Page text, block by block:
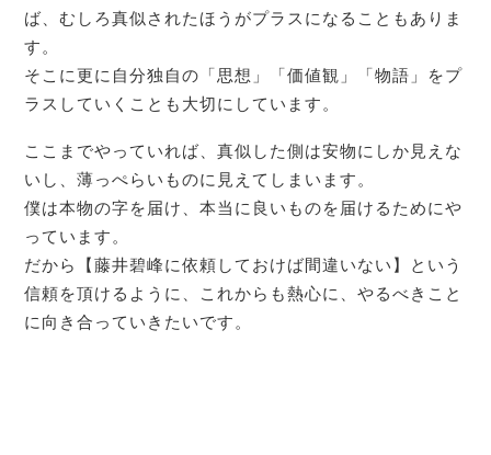
ば、むしろ真似されたほうがプラスになることもありま
す。
そこに更に自分独自の「思想」「価値観」「物語」をプ
ラスしていくことも大切にしています。
ここまでやっていれば、真似した側は安物にしか見えな
いし、薄っぺらいものに見えてしまいます。
僕は本物の字を届け、本当に良いものを届けるためにや
っています。
だから【藤井碧峰に依頼しておけば間違いない】という
信頼を頂けるように、これからも熱心に、やるべきこと
に向き合っていきたいです。